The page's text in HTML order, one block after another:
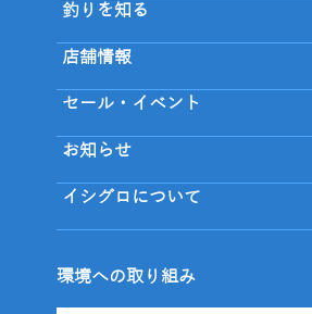
釣りを知る
店舗情報
セール・イベント
お知らせ
イシグロについて
環境への取り組み